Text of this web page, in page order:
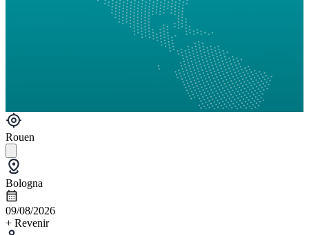
Rouen
Bologna
09/08/2026
+ Revenir